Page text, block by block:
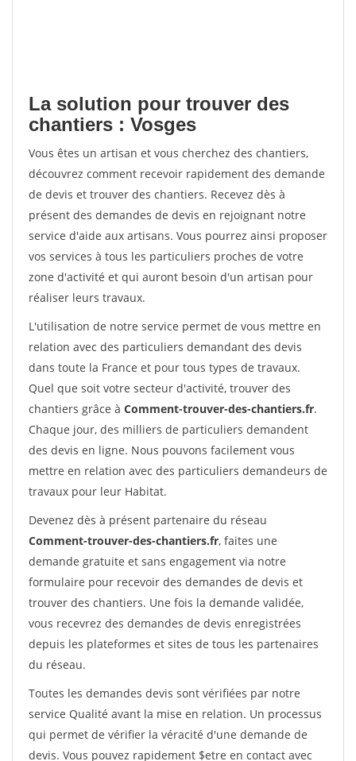
La solution pour trouver des
chantiers : Vosges
Vous êtes un artisan et vous cherchez des chantiers,
découvrez comment recevoir rapidement des demande
de devis et trouver des chantiers. Recevez dès à
présent des demandes de devis en rejoignant notre
service d'aide aux artisans. Vous pourrez ainsi proposer
vos services à tous les particuliers proches de votre
zone d'activité et qui auront besoin d'un artisan pour
réaliser leurs travaux.
L'utilisation de notre service permet de vous mettre en
relation avec des particuliers demandant des devis
dans toute la France et pour tous types de travaux.
Quel que soit votre secteur d'activité, trouver des
chantiers grâce à Comment-trouver-des-chantiers.fr.
Chaque jour, des milliers de particuliers demandent
des devis en ligne. Nous pouvons facilement vous
mettre en relation avec des particuliers demandeurs de
travaux pour leur Habitat.
Devenez dès à présent partenaire du réseau
Comment-trouver-des-chantiers.fr, faites une
demande gratuite et sans engagement via notre
formulaire pour recevoir des demandes de devis et
trouver des chantiers. Une fois la demande validée,
vous recevrez des demandes de devis enregistrées
depuis les plateformes et sites de tous les partenaires
du réseau.
Toutes les demandes devis sont vérifiées par notre
service Qualité avant la mise en relation. Un processus
qui permet de vérifier la véracité d'une demande de
devis. Vous pouvez rapidement $etre en contact avec